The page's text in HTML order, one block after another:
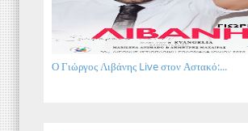
Ο Γιώργος Λιβάνης Live στον Αστακό:...